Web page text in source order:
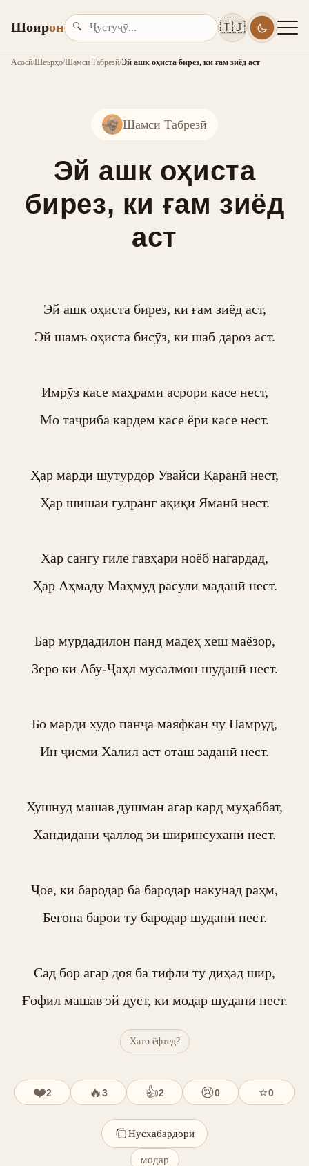
Шоирон 🔍 🇹🇯
Асосӣ/Шеърҳо/Шамси Табрезӣ/Эй ашк оҳиста бирез, ки ғам зиёд аст
Шамси Табрезӣ
Эй ашк оҳиста
бирез, ки ғам зиёд
аст
Эй ашк оҳиста бирез, ки ғам зиёд аст,
Эй шамъ оҳиста бисӯз, ки шаб дароз аст.
Имрӯз касе маҳрами асрори касе нест,
Мо таҷриба кардем касе ёри касе нест.
Ҳар марди шутурдор Увайси Қаранӣ нест,
Ҳар шишаи гулранг ақиқи Яманӣ нест.
Ҳар сангу гиле гавҳари ноёб нагардад,
Ҳар Аҳмаду Маҳмуд расули маданӣ нест.
Бар мурдадилон панд мадеҳ хеш маёзор,
Зеро ки Абу-Ҷаҳл мусалмон шуданӣ нест.
Бо марди худо панҷа маяфкан чу Намруд,
Ин ҷисми Халил аст оташ заданӣ нест.
Хушнуд машав душман агар кард муҳаббат,
Хандидани ҷаллод зи ширинсуханӣ нест.
Ҷое, ки бародар ба бародар накунад раҳм,
Бегона барои ту бародар шуданӣ нест.
Сад бор агар доя ба тифли ту диҳад шир,
Ғофил машав эй дӯст, ки модар шуданӣ нест.
Хато ёфтед?
❤️2 🔥3 👍2 😢0 ⭐0
Нусхабардорӣ
модар